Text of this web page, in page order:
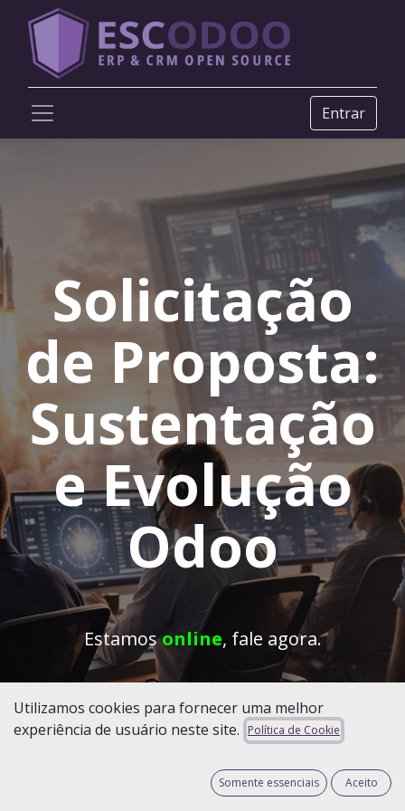
Entrar
Solicitação
de Proposta:
Sustentação
e Evolução
Odoo
Estamosonline, fale agora.
What​​​​​s​​​​a​​​​pp​
Utilizamos cookies para fornecer uma melhor
experiência de usuário neste site.
Política de Cookie
Somente essenciais Aceito